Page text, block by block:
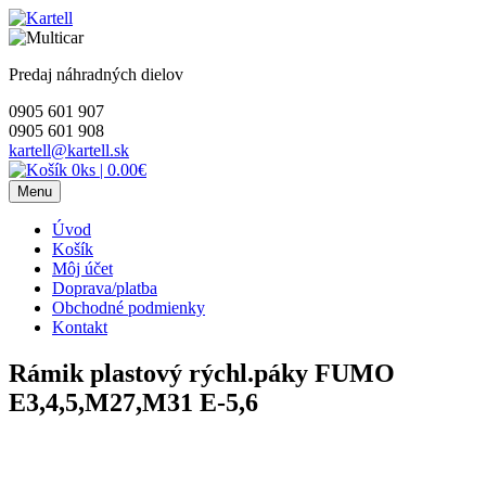
Skip
to
Predaj náhradných dielov
0905 601 907
0905 601 908
kartell@kartell.sk
0ks | 0.00€
Menu
Úvod
Košík
Môj účet
Doprava/platba
Obchodné podmienky
Kontakt
Rámik plastový rýchl.páky FUMO
E3,4,5,M27,M31 E-5,6